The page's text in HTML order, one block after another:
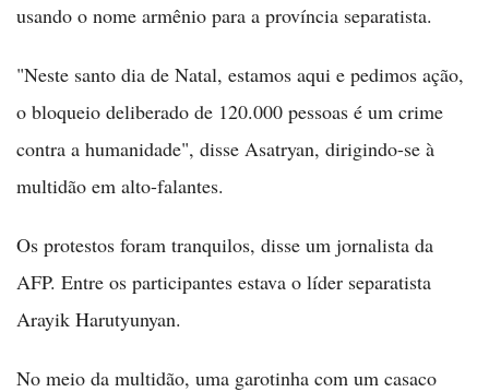
usando o nome armênio para a província separatista.
"Neste santo dia de Natal, estamos aqui e pedimos ação,
o bloqueio deliberado de 120.000 pessoas é um crime
contra a humanidade", disse Asatryan, dirigindo-se à
multidão em alto-falantes.
Os protestos foram tranquilos, disse um jornalista da
AFP. Entre os participantes estava o líder separatista
Arayik Harutyunyan.
No meio da multidão, uma garotinha com um casaco